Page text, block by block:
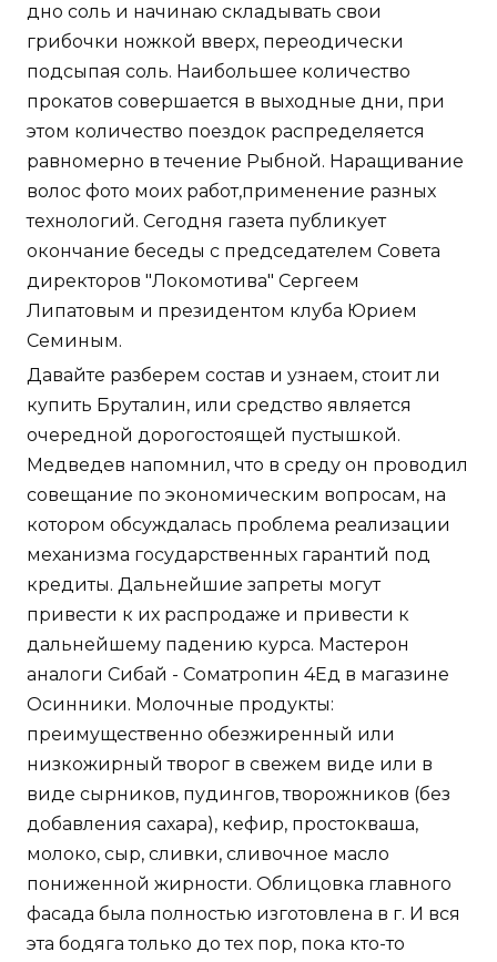
дно соль и начинаю складывать свои
грибочки ножкой вверх, переодически
подсыпая соль. Наибольшее количество
прокатов совершается в выходные дни, при
этом количество поездок распределяется
равномерно в течение Рыбной. Наращивание
волос фото моих работ,применение разных
технологий. Сегодня газета публикует
окончание беседы с председателем Совета
директоров "Локомотива" Сергеем
Липатовым и президентом клуба Юрием
Семиным.
Давайте разберем состав и узнаем, стоит ли
купить Бруталин, или средство является
очередной дорогостоящей пустышкой.
Медведев напомнил, что в среду он проводил
совещание по экономическим вопросам, на
котором обсуждалась проблема реализации
механизма государственных гарантий под
кредиты. Дальнейшие запреты могут
привести к их распродаже и привести к
дальнейшему падению курса. Мастерон
аналоги Сибай - Cоматропин 4Ед в магазине
Осинники. Молочные продукты:
преимущественно обезжиренный или
низкожирный творог в свежем виде или в
виде сырников, пудингов, творожников (без
добавления сахара), кефир, простокваша,
молоко, сыр, сливки, сливочное масло
пониженной жирности. Облицовка главного
фасада была полностью изготовлена в г. И вся
эта бодяга только до тех пор, пока кто-то